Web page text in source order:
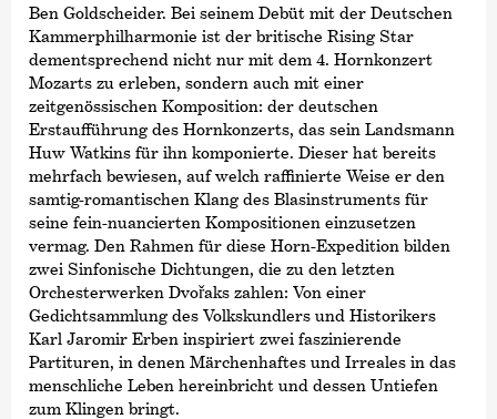
Ben Goldscheider. Bei seinem Debüt mit der Deutschen
Kammer­philharmonie ist der britische Rising Star
dementsprechend nicht nur mit dem 4. Hornkonzert
Mozarts zu erleben, sondern auch mit einer
zeitgenössischen Komposition: der deutschen
Erstaufführung des Hornkonzerts, das sein Landsmann
Huw Watkins für ihn komponierte. Dieser hat bereits
mehrfach bewiesen, auf welch raffinierte Weise er den
samtig-romantischen Klang des Blasinstruments für
seine fein-nuancierten Kompositionen einzusetzen
vermag. Den Rahmen für diese Horn-Expedition bilden
zwei Sinfonische Dichtungen, die zu den letzten
Orchesterwerken Dvořaks zahlen: Von einer
Gedichtsammlung des Volkskundlers und Historikers
Karl Jaromir Erben inspiriert zwei faszinierende
Partituren, in denen Märchenhaftes und Irreales in das
menschliche Leben hereinbricht und dessen Untiefen
zum Klingen bringt.